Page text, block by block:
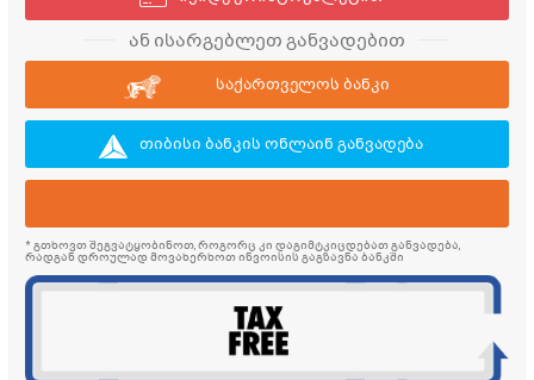
ან ისარგებლეთ განვადებით
საქართველოს ბანკი
თიბისი ბანკის ონლაინ განვადება
* გთხოვთ შეგვატყობინოთ, როგორც კი დაგიმტკიცდებათ განვადება,
რადგან დროულად მოვახერხოთ ინვოისის გაგზავნა ბანკში